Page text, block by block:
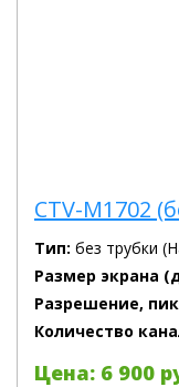
CTV-M1702
Тип: без трубки
Размер экрана
Разрешение,
Количество
Цена: 6 900